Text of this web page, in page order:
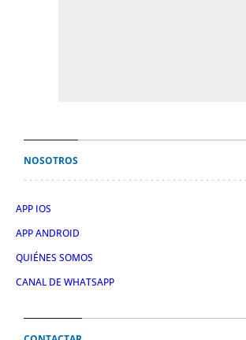
NOSOTROS
APP IOS
APP ANDROID
QUIÉNES SOMOS
CANAL DE WHATSAPP